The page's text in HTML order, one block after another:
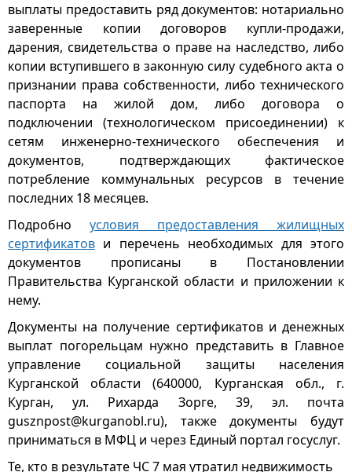
выплаты предоставить ряд документов: нотариально
заверенные копии договоров купли-продажи,
дарения, свидетельства о праве на наследство, либо
копии вступившего в законную силу судебного акта о
признании права собственности, либо технического
паспорта на жилой дом, либо договора о
подключении (технологическом присоединении) к
сетям инженерно-технического обеспечения и
документов, подтверждающих фактическое
потребление коммунальных ресурсов в течение
последних 18 месяцев.
Подробно условия предоставления жилищных
сертификатов и перечень необходимых для этого
документов прописаны в Постановлении
Правительства Курганской области и приложении к
нему.
Документы на получение сертификатов и денежных
выплат погорельцам нужно представить в Главное
управление социальной защиты населения
Курганской области (640000, Курганская обл., г.
Курган, ул. Рихарда Зорге, 39, эл. почта
gusznpost@kurganobl.ru), также документы будут
приниматься в МФЦ и через Единый портал госуслуг.
Те, кто в результате ЧС 7 мая утратил недвижимость